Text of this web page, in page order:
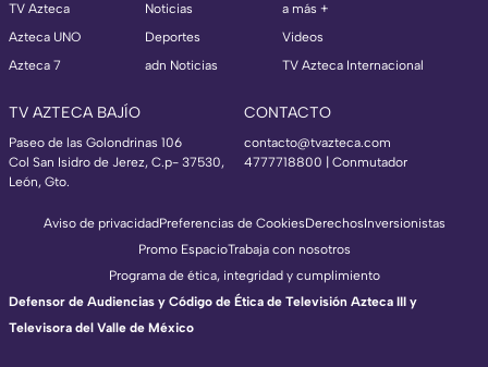
TV Azteca
Azteca UNO
Azteca 7
Noticias
Deportes
adn Noticias
a más +
Videos
TV Azteca Internacional
TV AZTECA BAJÍO
Paseo de las Golondrinas 106
Col San Isidro de Jerez, C.p- 37530,
León, Gto.
CONTACTO
contacto@tvazteca.com
4777718800 | Conmutador
Aviso de privacidadPreferencias de CookiesDerechosInversionistas
Promo EspacioTrabaja con nosotros
Programa de ética, integridad y cumplimiento
Defensor de Audiencias y Código de Ética de Televisión Azteca III y
Televisora del Valle de México